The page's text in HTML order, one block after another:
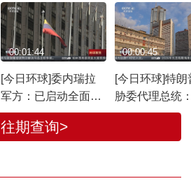
[今日环球]委内瑞拉
军方：已启动全面战
备状态
00:01:44
[今日环球]特朗
胁委代理总统
正确行事 将付
00:00:45
往期查询>